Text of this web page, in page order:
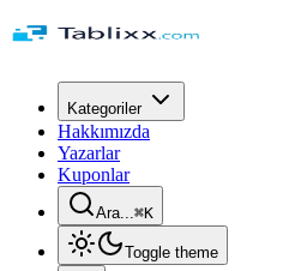
Kategoriler
Hakkımızda
Yazarlar
Kuponlar
Ara...⌘K
Toggle theme